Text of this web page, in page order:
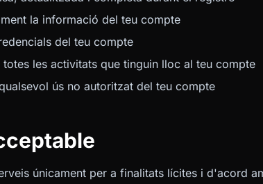
la informació del teu compte
del teu compte
les activitats que tinguin lloc al teu compte
ús no autoritzat del teu compte
únicament per a finalitats lícites i d'acord